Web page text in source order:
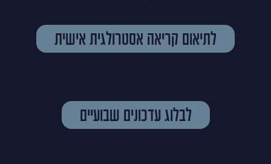
לתיאום קריאה אסטרולגית אישית
לבלוג עדכונים שבועיים